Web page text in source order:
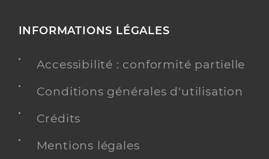
INFORMATIONS LÉGALES
Accessibilité : conformité partielle
Conditions générales d'utilisation
Crédits
Mentions légales